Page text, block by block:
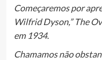
Começaremos por
Wilfrid Dyson,” The
em 1934.
Chamamos não